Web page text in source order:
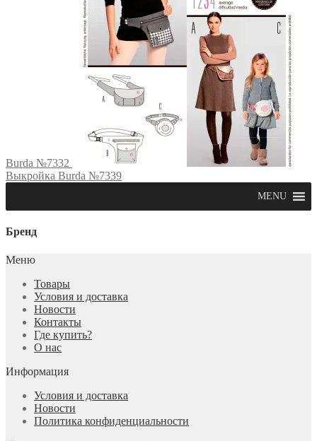
Burda №7332
Выкройка Burda №7339
MENU
Бренд
Меню
Товары
Условия и доставка
Новости
Контакты
Где купить?
О нас
Информация
Условия и доставка
Новости
Политика конфиденциальности